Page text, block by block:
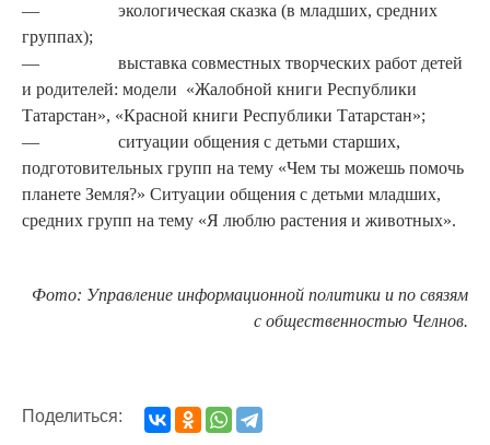
— экологическая сказка (в млад­ших, средних
группах);
— выставка совместных творчес­ких работ детей
и родителей: модели «Жалобной книги Республики
Татарстан», «Красной кни­ги Республики Татарстан»;
— ситуации общения с детьми старших,
подготовительных групп на тему «Чем ты мо­жешь помочь
планете Земля?» Ситуации общения с детьми младших,
средних групп на тему «Я люблю растения и животных».
Фото: Управление информационной политики и по связям
с общественностью Челнов.
Поделиться: